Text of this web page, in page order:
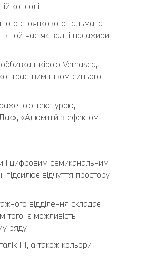
консолі.
стоянкового гальма, а
той час як задні пасажири
шкірою Vernasca,
швом синього
текстурою,
«Алюміній з ефектом
і цифровим семиканальним
відчуття простору
відділення складає
того, є можливість
ряду.
III, а також кольори